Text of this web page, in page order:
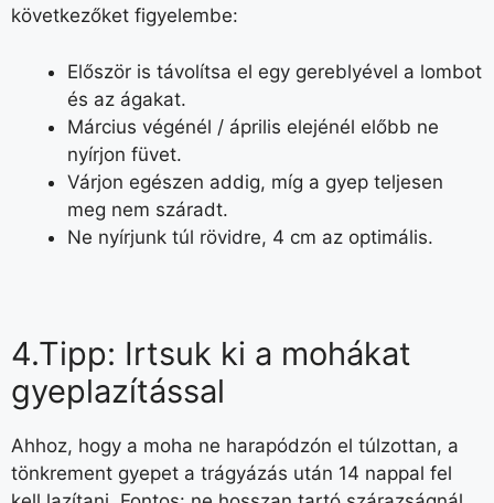
következőket figyelembe:
Először is távolítsa el egy gereblyével a lombot
és az ágakat.
Március végénél / április elejénél előbb ne
nyírjon füvet.
Várjon egészen addig, míg a gyep teljesen
meg nem száradt.
Ne nyírjunk túl rövidre, 4 cm az optimális.
4.Tipp: Irtsuk ki a mohákat
gyeplazítással
Ahhoz, hogy a moha ne harapódzón el túlzottan, a
tönkrement gyepet a trágyázás után 14 nappal fel